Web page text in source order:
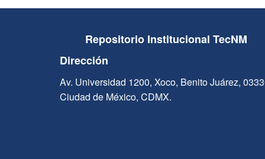
Repositorio Institucional TecNM
Dirección
Av. Universidad 1200, Xoco, Benito Juárez,
Ciudad de México, CDMX.